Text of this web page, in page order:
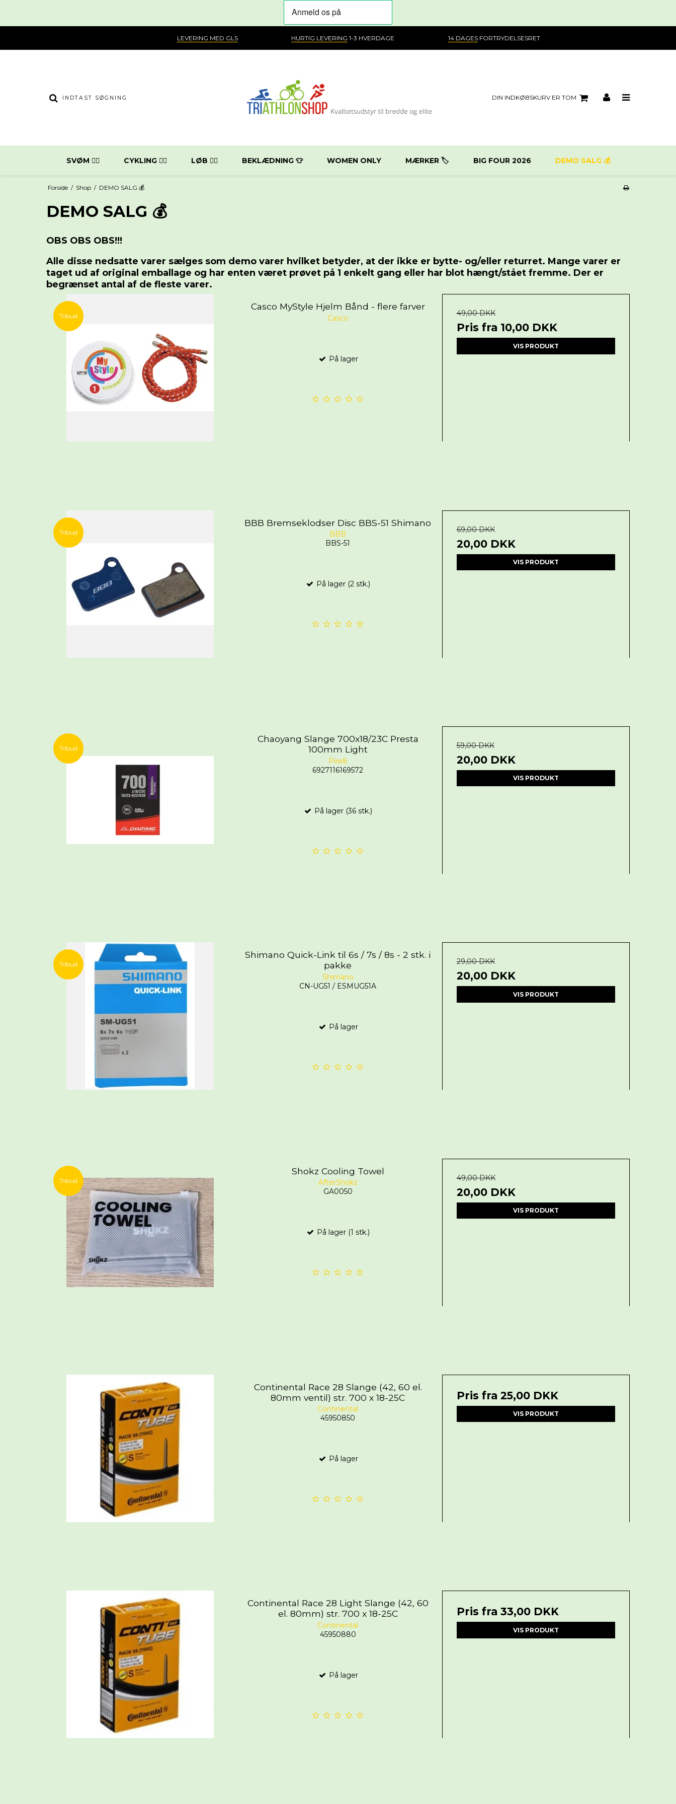
LEVERING MED GLS HURTIG LEVERING 1-3 HVERDAGE 14 DAGESFORTRYDELSESRET
DIN INDKØBSKURV ER TOM
SVØM 🏊‍♀️ CYKLING 🚴‍♂️ LØB 🏃‍♂️ BEKLÆDNING 👕 WOMEN ONLY MÆRKER 🏷️ BIG FOUR 2026 DEMO SALG 💰
Forside / Shop / DEMO SALG 💰
DEMO SALG 💰
OBS OBS OBS!!!
Alle disse nedsatte varer sælges som demo varer hvilket betyder, at der ikke er bytte- og/eller returret. Mange varer er
taget ud af original emballage og har enten været prøvet på 1 enkelt gang eller har blot hængt/stået fremme. Der er
begrænset antal af de fleste varer.
Tilbud
Casco MyStyle Hjelm Bånd - flere farver
Casco
På lager
49,00 DKK
Pris fra 10,00 DKK
VIS PRODUKT
Tilbud
BBB Bremseklodser Disc BBS-51 Shimano
BBB
BBS-51
På lager (2 stk.)
69,00 DKK
20,00 DKK
VIS PRODUKT
Tilbud
Chaoyang Slange 700x18/23C Presta
100mm Light
Pirelli
6927116169572
På lager (36 stk.)
59,00 DKK
20,00 DKK
VIS PRODUKT
Tilbud
Shimano Quick-Link til 6s / 7s / 8s - 2 stk. i
pakke
Shimano
CN-UG51 / ESMUG51A
På lager
29,00 DKK
20,00 DKK
VIS PRODUKT
Tilbud
Shokz Cooling Towel
AfterShokz
GA0050
På lager (1 stk.)
49,00 DKK
20,00 DKK
VIS PRODUKT
Continental Race 28 Slange (42, 60 el.
80mm ventil) str. 700 x 18-25C
Continental
45950850
På lager
Pris fra 25,00 DKK
VIS PRODUKT
Continental Race 28 Light Slange (42, 60
el. 80mm) str. 700 x 18-25C
Continental
45950880
På lager
Pris fra 33,00 DKK
VIS PRODUKT